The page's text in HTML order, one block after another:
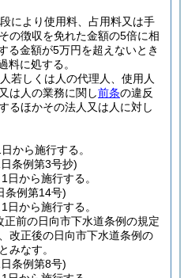
により使用料、占用料又は手
の徴収を免れた金額の5倍に相
る金額が5万円を超えないとき
料に処する。
若しくは人の代理人、使用人
は人の業務に関し前条の違反
るほかその法人又は人に対し
から施行する。
条例第3号抄)
日から施行する。
条例第14号)
日から施行する。
正前の日向市下水道条例の規定
改正後の日向市下水道条例の
みなす。
条例第8号)